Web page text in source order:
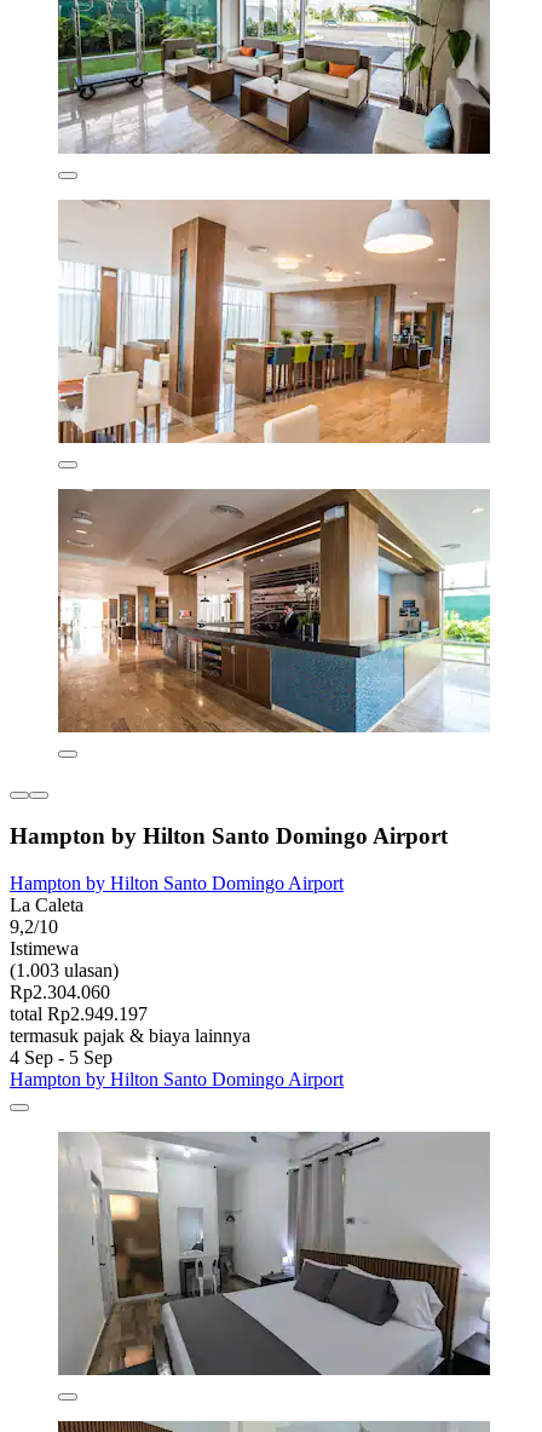
Hampton by Hilton Santo Domingo Airport
Hampton by Hilton Santo Domingo Airport
La Caleta
9,2/10
Istimewa
(1.003 ulasan)
Rp2.304.060
total Rp2.949.197
termasuk pajak & biaya lainnya
4 Sep - 5 Sep
Hampton by Hilton Santo Domingo Airport